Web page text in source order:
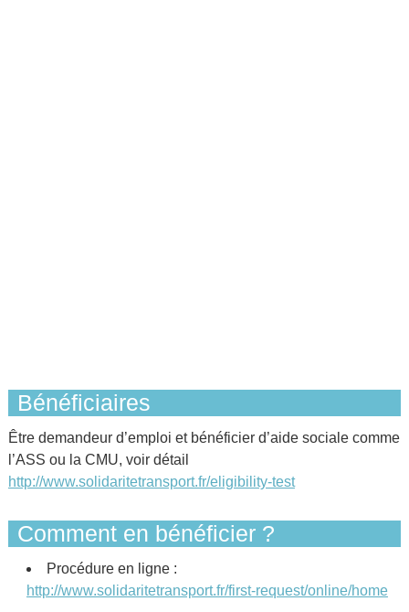
Bénéficiaires
Être demandeur d’emploi et bénéficier d’aide sociale comme
l’ASS ou la CMU, voir détail
http://www.solidaritetransport.fr/eligibility-test
Comment en bénéficier ?
Procédure en ligne :
http://www.solidaritetransport.fr/first-request/online/home